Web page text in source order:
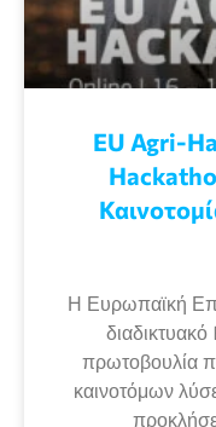
EU Agri-
Η Ευρωπαϊκή
πρωτοβουλία
καινοτόμων